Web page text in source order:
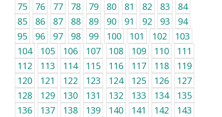
75
76 77 78 79 80 81 82 83
84
85
86 87 88 89 90 91 92 93
94
95
96 97 98 99 100 101 102
103
104
105 106 107 108 109 110
111
112
113 114 115 116 117 118
119
120
121 122 123 124 125 126
127
128
129 130 131 132 133 134
135
136
137 138 139 140 141 142
143